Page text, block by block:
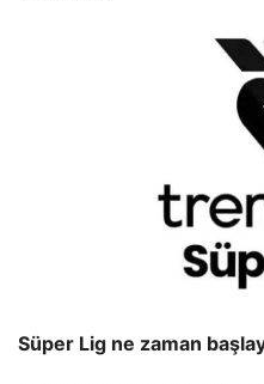
Süper Lig ne zaman